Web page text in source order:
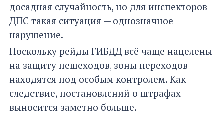
досадная случайность, но для инспекторов
ДПС такая ситуация — однозначное
нарушение.
Поскольку рейды ГИБДД всё чаще нацелены
на защиту пешеходов, зоны переходов
находятся под особым контролем. Как
следствие, постановлений о штрафах
выносится заметно больше.